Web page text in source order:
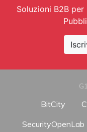
Soluzioni B2B
BitCity
SecurityOpenLab